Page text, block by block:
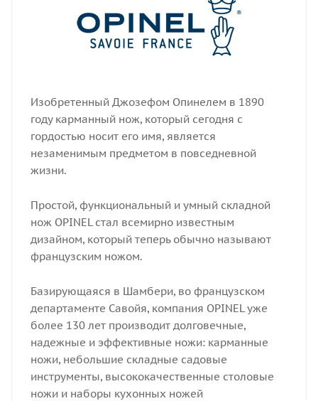
Изобретенный Джозефом Опинелем в 1890
году карманный нож, который сегодня с
гордостью носит его имя, является
незаменимым предметом в повседневной
жизни.
Простой, функциональный и умный складной
нож OPINEL стал всемирно известным
дизайном, который теперь обычно называют
французским ножом.
Базирующаяся в Шамбери, во французском
департаменте Савойя, компания OPINEL уже
более 130 лет производит долговечные,
надежные и эффективные ножи: карманные
ножи, небольшие складные садовые
инструменты, высококачественные столовые
ножи и наборы кухонных ножей